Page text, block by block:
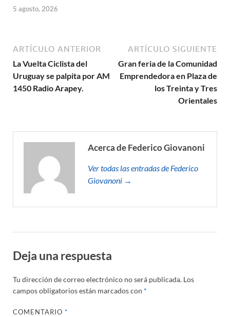
5 agosto, 2026
ARTÍCULO ANTERIOR
La Vuelta Ciclista del
Uruguay se palpita por AM
1450 Radio Arapey.
ARTÍCULO SIGUIENTE
Gran feria de la Comunidad
Emprendedora en Plaza de
los Treinta y Tres
Orientales
Acerca de Federico Giovanoni
Ver todas las entradas de Federico
Giovanoni →
Deja una respuesta
Tu dirección de correo electrónico no será publicada. Los
campos obligatorios están marcados con *
COMENTARIO*